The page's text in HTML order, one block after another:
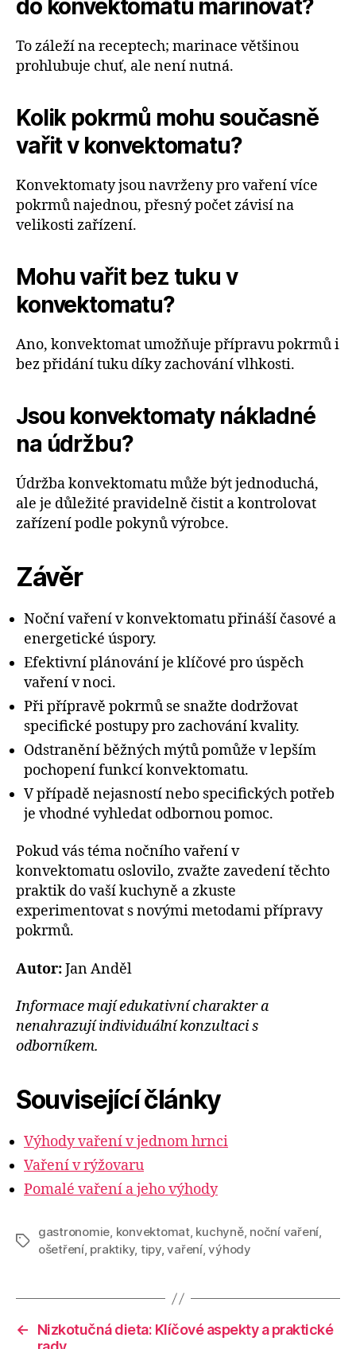
do konvektomatu marinovat?
To záleží na receptech; marinace většinou
prohlubuje chuť, ale není nutná.
Kolik pokrmů mohu současně
vařit v konvektomatu?
Konvektomaty jsou navrženy pro vaření více
pokrmů najednou, přesný počet závisí na
velikosti zařízení.
Mohu vařit bez tuku v
konvektomatu?
Ano, konvektomat umožňuje přípravu pokrmů i
bez přidání tuku díky zachování vlhkosti.
Jsou konvektomaty nákladné
na údržbu?
Údržba konvektomatu může být jednoduchá,
ale je důležité pravidelně čistit a kontrolovat
zařízení podle pokynů výrobce.
Závěr
Noční vaření v konvektomatu přináší časové a
energetické úspory.
Efektivní plánování je klíčové pro úspěch
vaření v noci.
Při přípravě pokrmů se snažte dodržovat
specifické postupy pro zachování kvality.
Odstranění běžných mýtů pomůže v lepším
pochopení funkcí konvektomatu.
V případě nejasností nebo specifických potřeb
je vhodné vyhledat odbornou pomoc.
Pokud vás téma nočního vaření v
konvektomatu oslovilo, zvažte zavedení těchto
praktik do vaší kuchyně a zkuste
experimentovat s novými metodami přípravy
pokrmů.
Autor:Jan Anděl
Informace mají edukativní charakter a
nenahrazují individuální konzultaci s
odborníkem.
Související články
Výhody vaření v jednom hrnci
Vaření v rýžovaru
Pomalé vaření a jeho výhody
Štítky
gastronomie, konvektomat, kuchyně, noční vaření,
ošetření, praktiky, tipy,vaření,výhody
←
Nizkotučná dieta: Klíčové aspekty a praktické